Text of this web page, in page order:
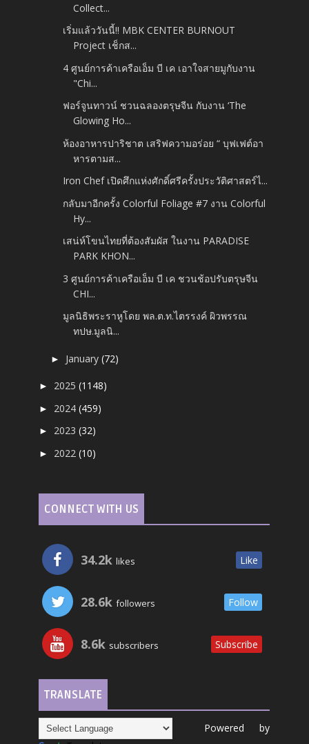
Collect...
เริ่มแล้ววันนี้!! MBK CENTER BURNOUT
Project เช็กส...
4 ศูนย์การค้าเครือเอ็ม บี เค เอาใจสายมูกับงาน
"Chi...
ฟอร์จูนทาวน์ ชวนฉลองตรุษจีน กับงาน ‘The
Glowing Ho...
ห้องอาหารปาริชาต เสริฟความอร่อย “ บุฟเฟต์อา
หารตามส...
Iron Chef เปิดศึกแห่งศักดิ์ศรีครั้งประวัติศาสตร์ไ...
กลับมาอีกครั้ง Colorful Foliage #7 งาน Colorful
Hy...
เสน่ห์โขนไทยที่ต้องสัมผัส ในงาน PARADISE
PARK KHON...
3 ศูนย์การค้าเครือเอ็ม บี เค ชวนช้อปรับตรุษจีน
CHI...
มูลนิธิพระราหูโดย พล.ต.ท.ไตรรงค์ ผิวพรรณ
ทปษ.มูลนิ...
► January(72)
► 2025(1148)
► 2024(459)
► 2023(32)
► 2022(10)
CONNECT WITH US
34.2k likes Like
28.6k followers Follow
8.6k subscribers Subscribe
TRANSLATE
Powered by